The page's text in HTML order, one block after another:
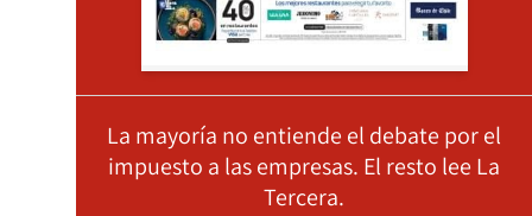
La mayoría no entiende el debate por el
impuesto a las empresas. El resto lee La
Tercera.